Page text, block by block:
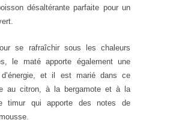
désaltérante parfaite pour un
se rafraîchir sous les chaleurs
le maté apporte également une
d’énergie, et il est marié dans ce
au citron, à la bergamote et à la
timur qui apporte des notes de